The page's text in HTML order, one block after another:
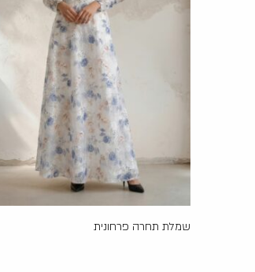
שמלת תחרה פרחונית